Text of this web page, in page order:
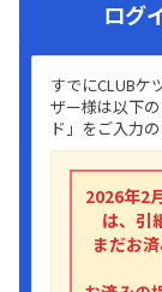
ログ
すでにCLUBケ
ザー様は以下
ド」をご入力
2026年2
は、引
まだお